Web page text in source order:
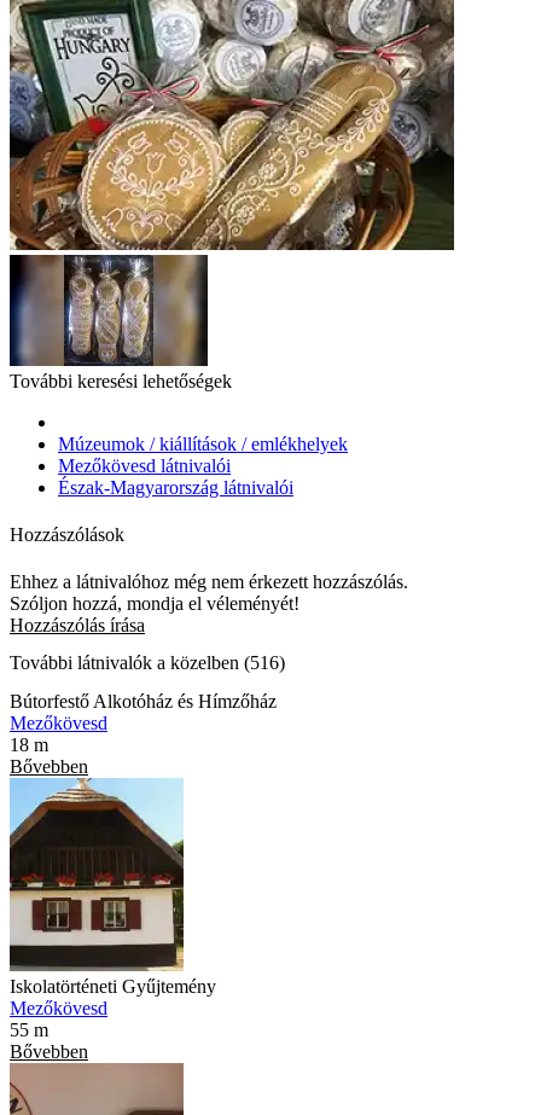
További keresési lehetőségek
Múzeumok / kiállítások / emlékhelyek
Mezőkövesd látnivalói
Észak-Magyarország látnivalói
Hozzászólások
Ehhez a látnivalóhoz még nem érkezett hozzászólás.
Szóljon hozzá, mondja el véleményét!
Hozzászólás írása
További látnivalók a közelben (516)
Bútorfestő Alkotóház és Hímzőház
Mezőkövesd
18 m
Bővebben
Iskolatörténeti Gyűjtemény
Mezőkövesd
55 m
Bővebben